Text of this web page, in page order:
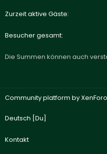
Zurzeit aktive Gäste
Besucher gesamt
Die Summen können auch
Community platform by XenForo
Deutsch [Du]
Kontakt